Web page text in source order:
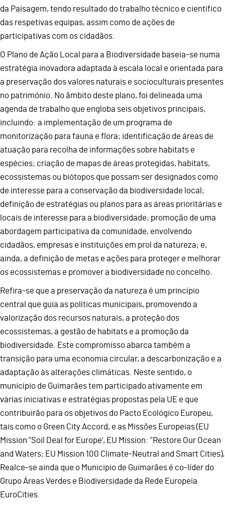
da Paisagem, tendo resultado do trabalho técnico e científico
das respetivas equipas, assim como de ações de
participativas com os cidadãos.
O Plano de Ação Local para a Biodiversidade baseia-se numa
estratégia inovadora adaptada à escala local e orientada para
a preservação dos valores naturais e socioculturais presentes
no património. No âmbito deste plano, foi delineada uma
agenda de trabalho que engloba seis objetivos principais,
incluindo: a implementação de um programa de
monitorização para fauna e flora; identificação de áreas de
atuação para recolha de informações sobre habitats e
espécies; criação de mapas de áreas protegidas, habitats,
ecossistemas ou biótopos que possam ser designados como
de interesse para a conservação da biodiversidade local;
definição de estratégias ou planos para as áreas prioritárias e
locais de interesse para a biodiversidade; promoção de uma
abordagem participativa da comunidade, envolvendo
cidadãos, empresas e instituições em prol da natureza; e,
ainda, a definição de metas e ações para proteger e melhorar
os ecossistemas e promover a biodiversidade no concelho.
Refira-se que a preservação da natureza é um princípio
central que guia as políticas municipais, promovendo a
valorização dos recursos naturais, a proteção dos
ecossistemas, a gestão de habitats e a promoção da
biodiversidade. Este compromisso abarca também a
transição para uma economia circular, a descarbonização e a
adaptação às alterações climáticas. Neste sentido, o
município de Guimarães tem participado ativamente em
várias iniciativas e estratégias propostas pela UE e que
contribuirão para os objetivos do Pacto Ecológico Europeu,
tais como o Green City Accord, e as Missões Europeias (EU
Mission “Soil Deal for Europe', EU Mission: “Restore Our Ocean
and Waters; EU Mission 100 Climate-Neutral and Smart Cities),
Realce-se ainda que o Municipio de Guimarães é co-líder do
Grupo Áreas Verdes e Biodiversidade da Rede Europeia
EuroCities.